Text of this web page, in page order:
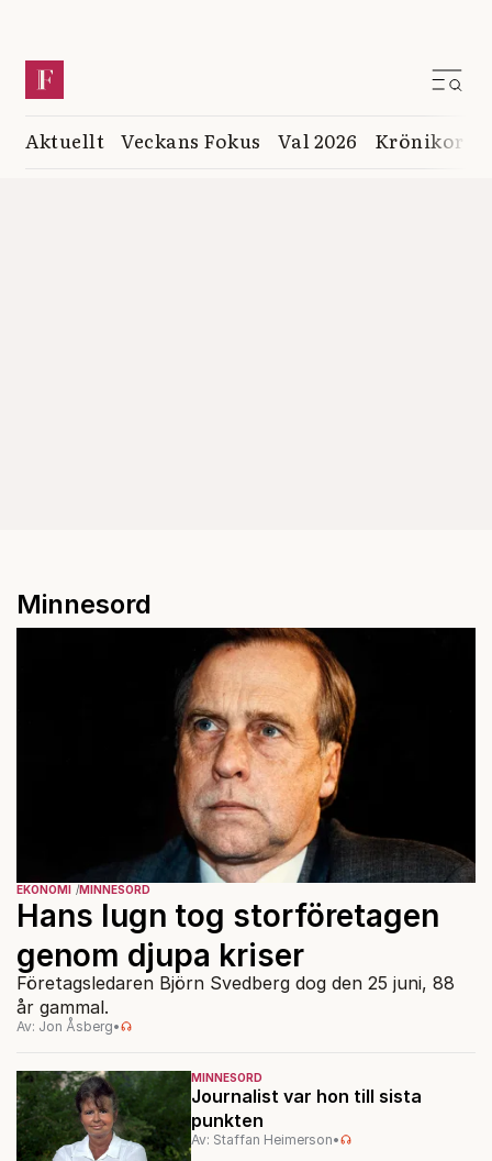
Aktuellt Veckans Fokus Val 2026 Krönikor
Minnesord
MINNESORD
Journalist var hon till sista
punkten
Av: Staffan Heimerson•
EKONOMI MINNESORD
Hans lugn tog storföretagen
genom djupa kriser
Företagsledaren Björn Svedberg dog den 25 juni, 88
år gammal.
Av: Jon Åsberg•